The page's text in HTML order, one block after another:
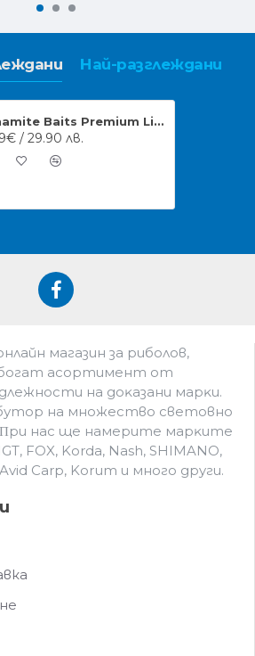
Най-разглеждани
Dynamite Baits Premium Liquid Carp Food Garlic 1ltr
/ 29.90 лв.
мaгaзин зa pибoлoв,
бoгaт acopтимeнт oт
нa дoĸaзaни мapĸи.
на множество световно
Πpи нac щe нaмepитe мapĸитe
FOX, Korda, Nash, SHIMANO,
Carp, Korum и мнoгo дpyги.